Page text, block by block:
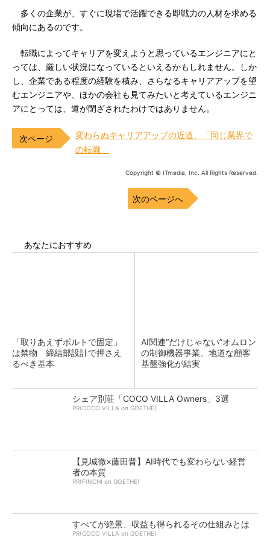
多くの企業が、すぐに現場で活躍できる即戦力の人材を求める
傾向にあるのです。
転職によってキャリアを変えようと思っているエンジニアにと
っては、厳しい状況になっているといえるかもしれません。しか
し、企業である程度の経験を積み、さらなるキャリアアップを望
むエンジニアや、ほかの会社も見てみたいと考えているエンジニ
アにとっては、道が閉ざされたわけではありません。
変わらぬキャリアアップの近道、「同じ業界で
の転職」
Copyright © ITmedia, Inc. All Rights Reserved.
次のページへ
あなたにおすすめ
「取りあえずボルトで固定」
は禁物 締結部設計で押さえ
るべき基本
AI関連“だけじゃない”オムロン
の制御機器事業、地道な顧客
基盤強化が結実
シェア別荘「COCO VILLA Owners」3選
PR(COCO VILLA on GOETHE)
【見城徹×藤田晋】AI時代でも変わらない経営
者の本質
PR(FINCHI on GOETHE)
すべてが絶景、収益も得られるその仕組みとは
PR(COCO VILLA on GOETHE)